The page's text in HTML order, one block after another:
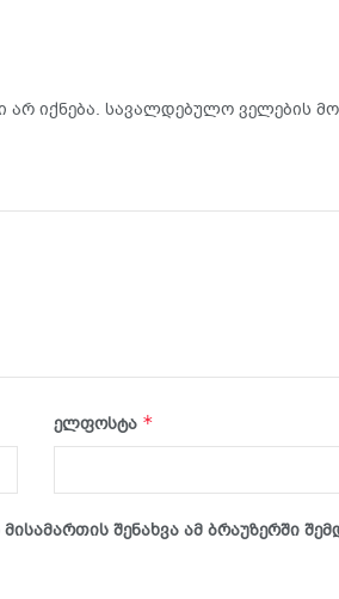
არ იქნება. სავალდებულო ველების
ელფოსტა *
შენახვა ამ ბრაუზერში